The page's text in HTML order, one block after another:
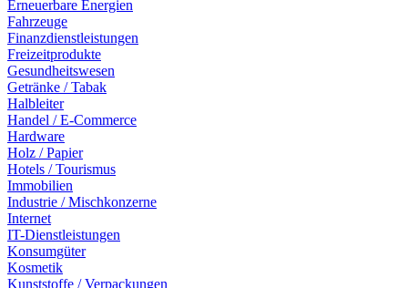
Erneuerbare Energien
Fahrzeuge
Finanzdienstleistungen
Freizeitprodukte
Gesundheitswesen
Getränke / Tabak
Halbleiter
Handel / E-Commerce
Hardware
Holz / Papier
Hotels / Tourismus
Immobilien
Industrie / Mischkonzerne
Internet
IT-Dienstleistungen
Konsumgüter
Kosmetik
Kunststoffe / Verpackungen